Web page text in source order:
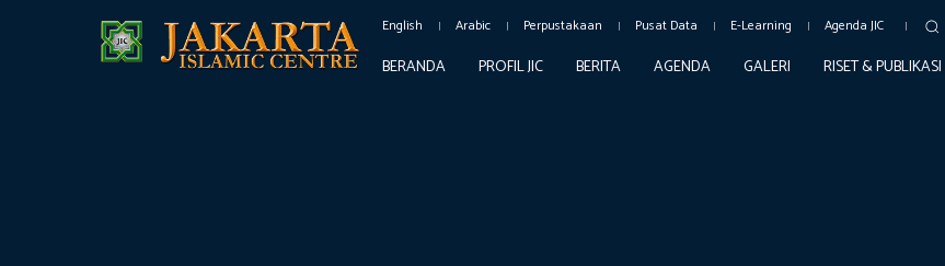
English Arabic Perpustakaan Pusat Data E-Learning Agenda JIC
BERANDA PROFIL JIC BERITA AGENDA GALERI RISET & PUBLIKASI